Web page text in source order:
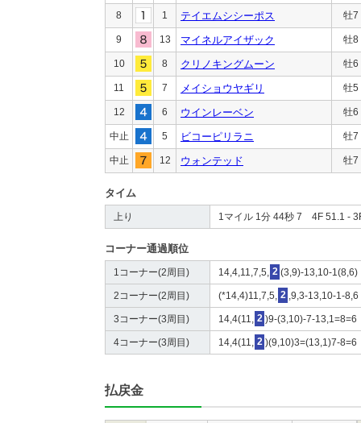
8 1 テイエムシシーポス 牡7
9 13 マイネルアイザック 牡8
10 8 クリノキングムーン 牡6
11 7 メイショウヤギリ 牡5
12 6 ウインレーベン 牡6
中止 5 ビコーピリラニ 牡7
中止 12 ウォンテッド 牡7
タイム
上り 1マイル 1分 44秒 7 4F 51.1 -
コーナー通過順位
1コーナー(2周目) 14,4,11,7,5, 2 (3,9)-13,10-1(8,6)
2コーナー(2周目) (*14,4)11,7,5, 2 ,9,3-13,10-1-8,6
3コーナー(3周目) 14,4(11, 2 )9-(3,10)-7-13,1=8=6
4コーナー(3周目) 14,4(11, 2 )(9,10)3=(13,1)7-8=6
払戻金